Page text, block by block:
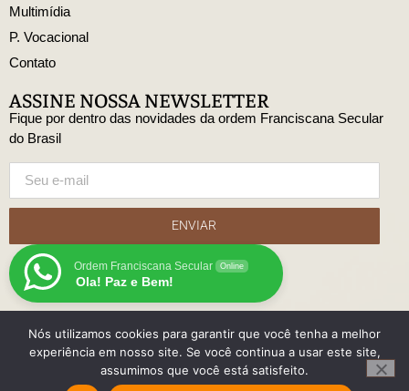
Multimídia
P. Vocacional
Contato
ASSINE NOSSA NEWSLETTER
Fique por dentro das novidades da ordem Franciscana Secular
do Brasil
ENVIAR
Ordem Franciscana Secular Online
Ola! Paz e Bem!
© Copyright Ordem Franciscana Secular do Brasil
Nós utilizamos cookies para garantir que você tenha a melhor
experiência em nosso site. Se você continua a usar este site,
assumimos que você está satisfeito.